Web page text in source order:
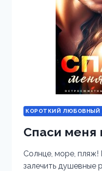
КОРОТКИЙ ЛЮБОВНЫЙ
Спаси меня
Солнце, море, пляж!
залечить душевные